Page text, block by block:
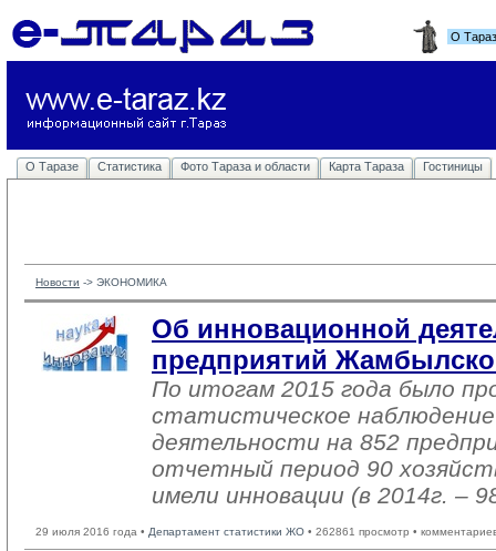
О
О Таразе Статистика Фото Тараза и области Карта Тараза Гостиницы
Новости -> ЭКОНОМИКА
Об инновационной
предприятий
По итогам 2015 года было
статистическое
деятельности на 852
отчетный период 90
имели инновации (в 2014г. –
29 июля 2016 года • Департамент статистики ЖО • 262861 просмотр •